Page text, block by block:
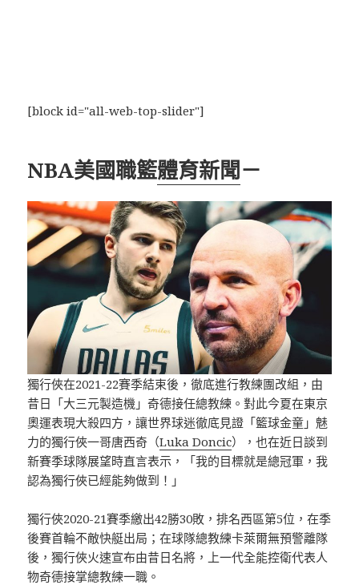
[block id="all-web-top-slider"]
NBA美國職籃體育新聞－
獨行俠在2021-22賽季結束後，徹底進行教練團改組，由
昔日「大三元製造機」奇德接任總教練。對此今夏在東京
奧運表現大殺四方，讓世界球迷徹底見證「籃球金童」魅
力的獨行俠一哥唐西奇（Luka Doncic），也在近日談到
新賽季球隊展望時直言表示，「我的目標就是總冠軍，我
認為獨行俠已經能夠做到！」
獨行俠2020-21賽季繳出42勝30敗，排名西區第5位，在季
後賽首輪不敵快艇出局；在球隊總教練卡萊爾無預警離隊
後，獨行俠火速宣布由昔日名將，上一代全能控衛代表人
物奇德接掌總教練一職。